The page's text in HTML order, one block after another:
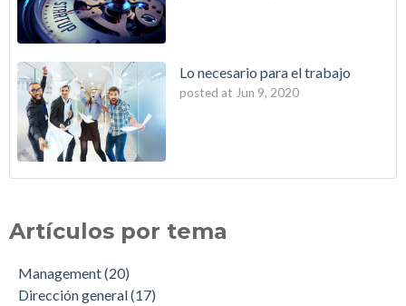
Lo necesario para el trabajo
posted at Jun 9, 2020
Artículos por tema
Management(20)
Dirección general(17)